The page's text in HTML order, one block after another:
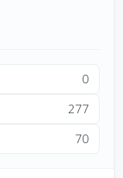
0
277
70